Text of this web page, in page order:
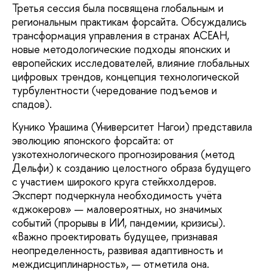
Третья сессия была посвящена глобальным и
региональным практикам форсайта. Обсуждались
трансформация управления в странах АСЕАН,
новые методологические подходы японских и
европейских исследователей, влияние глобальных
цифровых трендов, концепция технологической
турбулентности (чередование подъемов и
спадов).
Кунико Урашима (Университет Нагои) представила
эволюцию японского форсайта: от
узкотехнологического прогнозирования (метод
Дельфи) к созданию целостного образа будущего
с участием широкого круга стейкхолдеров.
Эксперт подчеркнула необходимость учёта
«джокеров» — маловероятных, но значимых
событий (прорывы в ИИ, пандемии, кризисы).
«Важно проектировать будущее, признавая
неопределенность, развивая адаптивность и
междисциплинарность», — отметила она.